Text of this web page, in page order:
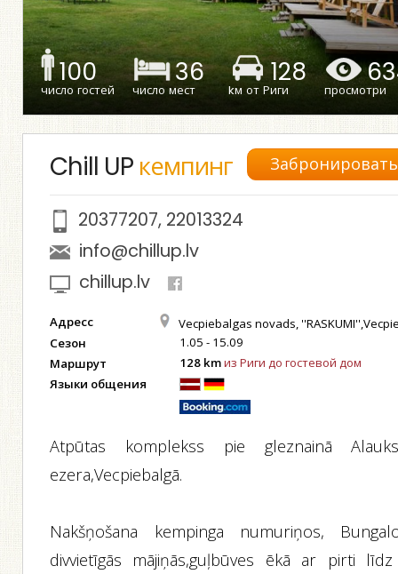
100
число гостей
36
число мест
128
kм от Риги просмотри
Chill UP кемпинг Забронировать
20377207, 22013324
info@chillup.lv
chillup.lv
Адресс Vecpiebalgas novads,
Сезон 1.05 - 15.09
Маршрут 128 kmиз Риги до гостевой дом
Языки общения
Atpūtas komplekss pie gleznainā
ezera,Vecpiebalgā.
Nakšņošana kempinga numuriņos,
divvietīgās mājiņās,guļbūves ēkā ar pirti